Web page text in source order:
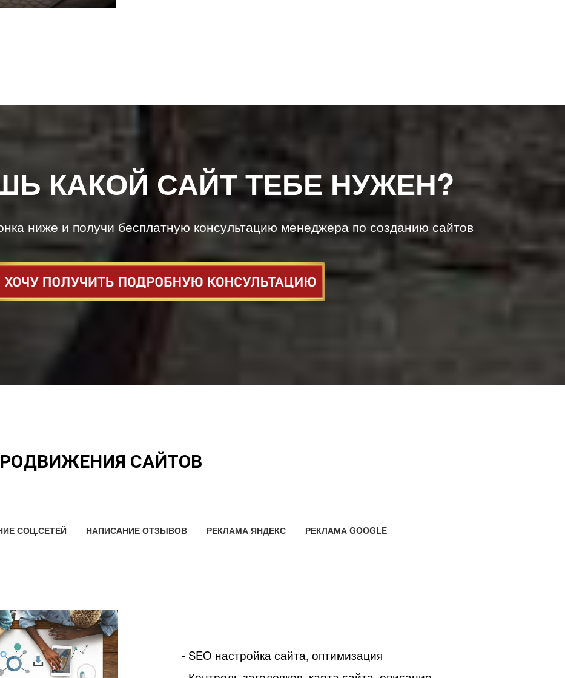
КАКОЙ САЙТ ТЕБЕ НУЖЕН?
ниже и получи бесплатную консультацию менеджера по созданию сайтов
САЙТОВ
СОЦ.СЕТЕЙ НАПИСАНИЕ ОТЗЫВОВ РЕКЛАМА ЯНДЕКС РЕКЛАМА GOOGLE
- SEO настройка сайта, оптимизация